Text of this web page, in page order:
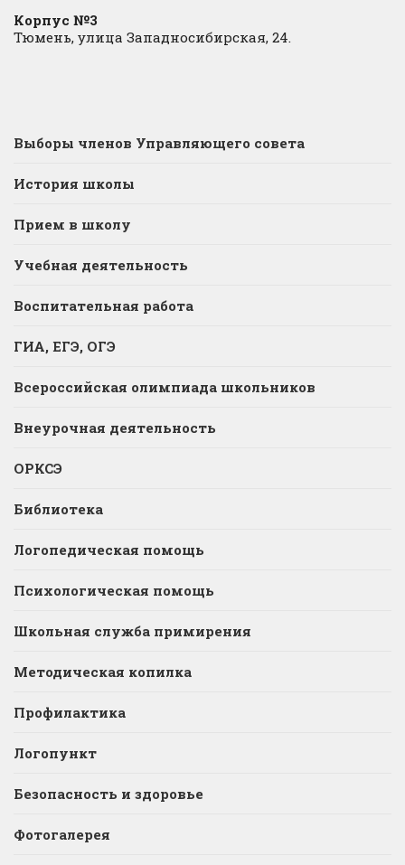
Корпус №3
Тюмень, улица Западносибирская, 24.
Выборы членов Управляющего совета
История школы
Прием в школу
Учебная деятельность
Воспитательная работа
ГИА, ЕГЭ, ОГЭ
Всероссийская олимпиада школьников
Внеурочная деятельность
ОРКСЭ
Библиотека
Логопедическая помощь
Психологическая помощь
Школьная служба примирения
Методическая копилка
Профилактика
Логопункт
Безопасность и здоровье
Фотогалерея